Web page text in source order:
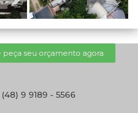
peça seu orçamento agora
(48) 9 9189 - 5566